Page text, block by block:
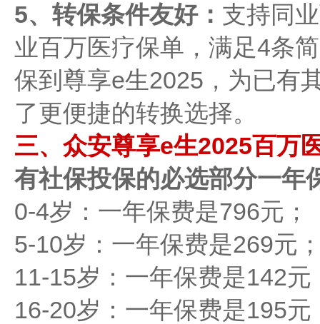
5、转保条件友好： 支持同
业百万医疗保单，满足4条
保到尊享e生2025，为已有
了更便捷的转换选择。
三、众安尊享e生2025百万
有社保投保的必选部分一年
0-4岁：一年保费是796元；
5-10岁：一年保费是269元
11-15岁：一年保费是142元
16-20岁：一年保费是195元